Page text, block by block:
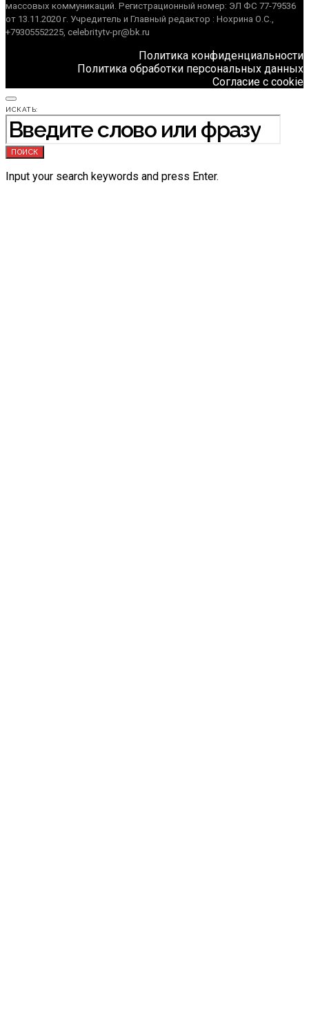
массовых коммуникаций. Регистрационный номер: ЭЛ ФС 77-79536
от 13.11.2020 г. Учредитель и Главный редактор : Нохрина О.С.,
+79305552225, celebritytv-pr@bk.ru
Политика конфиденциальности
Политика обработки персональных данных
Согласие с cookie
ИСКАТЬ:
ПОИСК
Input your search keywords and press Enter.